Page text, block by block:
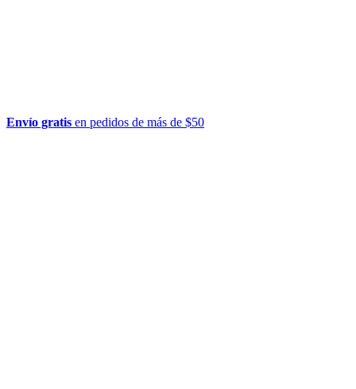
Envío gratis en pedidos de más de $50